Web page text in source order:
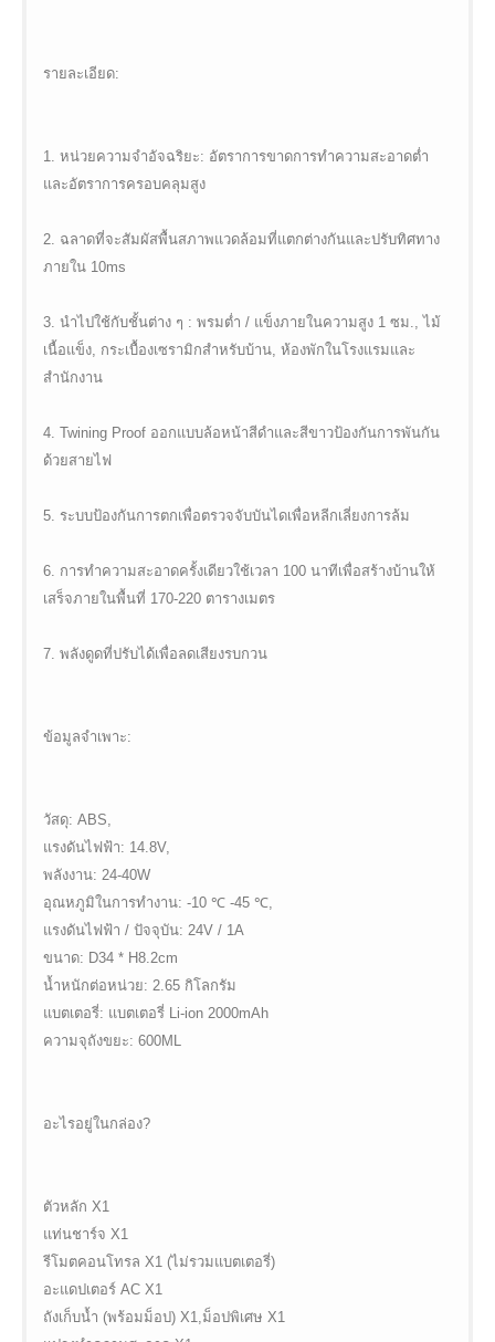
รายละเอียด:
1. หน่วยความจำอัจฉริยะ: อัตราการขาดการทำความสะอาดต่ำ
และอัตราการครอบคลุมสูง
2. ฉลาดที่จะสัมผัสพื้นสภาพแวดล้อมที่แตกต่างกันและปรับทิศทาง
ภายใน 10ms
3. นำไปใช้กับชั้นต่าง ๆ : พรมต่ำ / แข็งภายในความสูง 1 ซม., ไม้
เนื้อแข็ง, กระเบื้องเซรามิกสำหรับบ้าน, ห้องพักในโรงแรมและ
สำนักงาน
4. Twining Proof ออกแบบล้อหน้าสีดำและสีขาวป้องกันการพันกัน
ด้วยสายไฟ
5. ระบบป้องกันการตกเพื่อตรวจจับบันไดเพื่อหลีกเลี่ยงการล้ม
6. การทำความสะอาดครั้งเดียวใช้เวลา 100 นาทีเพื่อสร้างบ้านให้
เสร็จภายในพื้นที่ 170-220 ตารางเมตร
7. พลังดูดที่ปรับได้เพื่อลดเสียงรบกวน
ข้อมูลจำเพาะ:
วัสดุ: ABS,
แรงดันไฟฟ้า: 14.8V,
พลังงาน: 24-40W
อุณหภูมิในการทำงาน: -10 ℃ -45 ℃,
แรงดันไฟฟ้า / ปัจจุบัน: 24V / 1A
ขนาด: D34 * H8.2cm
น้ำหนักต่อหน่วย: 2.65 กิโลกรัม
แบตเตอรี่: แบตเตอรี่ Li-ion 2000mAh
ความจุถังขยะ: 600ML
อะไรอยู่ในกล่อง?
ตัวหลัก X1
แท่นชาร์จ X1
รีโมตคอนโทรล X1 (ไม่รวมแบตเตอรี่)
อะแดปเตอร์ AC X1
ถังเก็บน้ำ (พร้อมม็อป) X1,ม็อปพิเศษ X1